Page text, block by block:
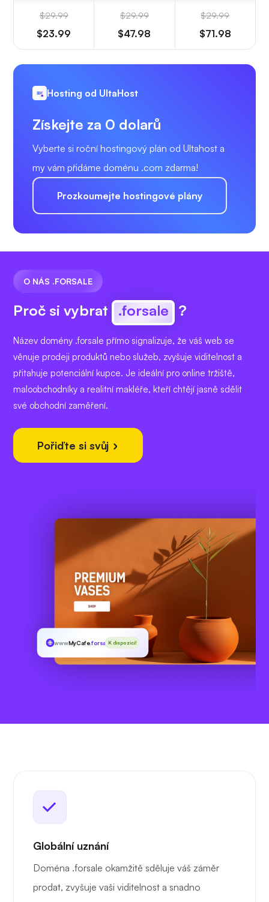
$29.99
$23.99
$29.99
$47.98
$29.99
$71.98
Hosting od UltaHost
Získejte za 0 dolarů
Vyberte si roční hostingový plán od Ultahost a
my vám přidáme doménu .com zdarma!
Prozkoumejte hostingové plány
O NÁS .FORSALE
Proč si vybrat .forsale ?
Název domény .forsale přímo signalizuje, že váš web se
věnuje prodeji produktů nebo služeb, zvyšuje viditelnost a
přitahuje potenciální kupce. Je ideální pro online tržiště,
maloobchodníky a realitní makléře, kteří chtějí jasně sdělit
své obchodní zaměření.
Pořiďte si svůj
wwwMyCafe.forsaleK dispozici!
Globální uznání
Doména .forsale okamžitě sděluje váš záměr
prodat, zvyšuje vaši viditelnost a snadno